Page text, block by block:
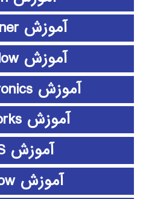
آموزش rapidminer
آموزش ShowFlow
آموزش SimElectronics
آموزش SolidWorks
آموزش SPSS
آموزش stateflow